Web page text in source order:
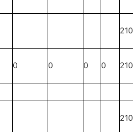
210
0 0 0 0 210
210